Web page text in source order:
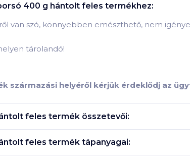
400 g hántolt feles termékhez:
van szó, könnyebben emészthető, nem
tárolandó!
származási helyéről kérjük érdeklődj az
feles termék összetevői:
feles termék tápanyagai: